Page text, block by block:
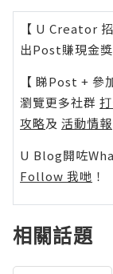
【 U Creator 招
出Post賺現金
【 睇Post + 參
瀏覽更多社群
攻略及 活動情報
U Blog開咗
Follow 我哋 ！
相關話題